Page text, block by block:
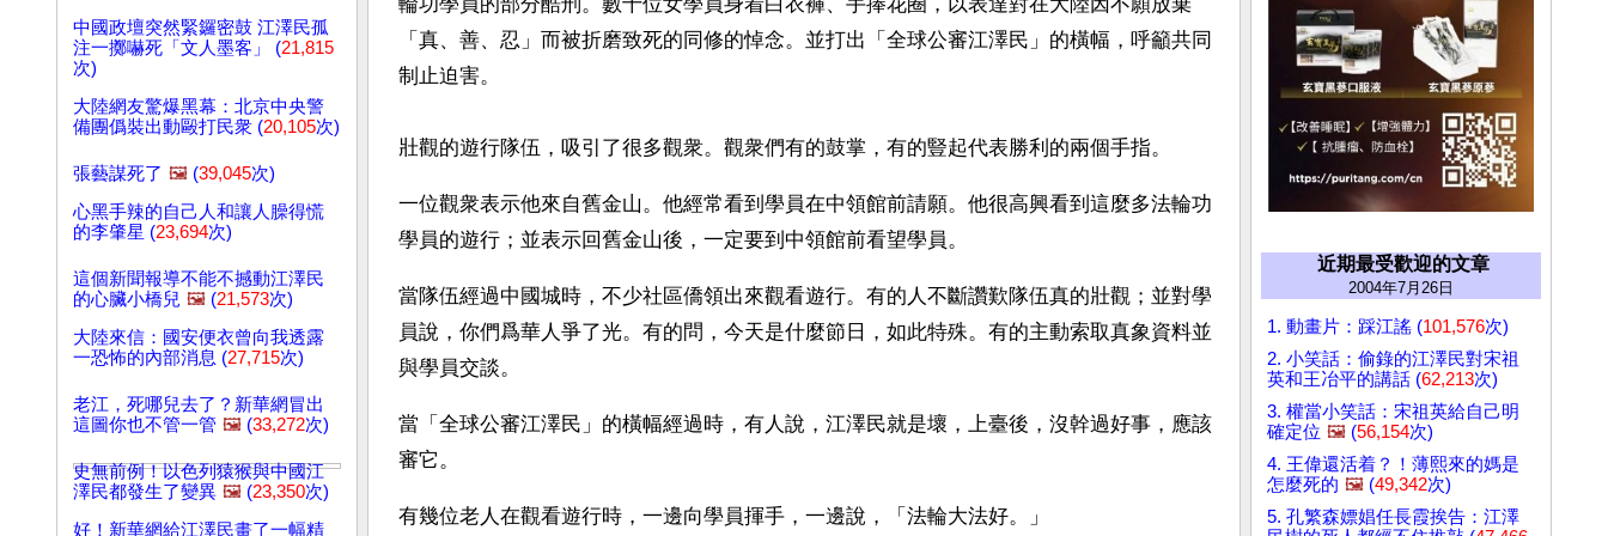
中國政壇突然緊鑼密鼓 江澤民孤
注一擲嚇死「文人墨客」 (21,815
次)
大陸網友驚爆黑幕：北京中央警
備團僞裝出動毆打民衆 (20,105次)
張藝謀死了 🖼️ (39,045次)
心黑手辣的自己人和讓人臊得慌
的李肇星 (23,694次)
這個新聞報導不能不撼動江澤民
的心臟小橋兒 🖼️ (21,573次)
大陸來信：國安便衣曾向我透露
一恐怖的內部消息 (27,715次)
老江，死哪兒去了？新華網冒出
這圖你也不管一管 🖼️ (33,272次)
史無前例！以色列猿猴與中國江
澤民都發生了變異 🖼️ (23,350次)
好！新華網給江澤民畫了一幅精
「真、善、忍」而被折磨致死的同修的悼念。並打出「全球公審江澤民」的橫幅，呼籲共同
制止迫害。
壯觀的遊行隊伍，吸引了很多觀衆。觀衆們有的鼓掌，有的豎起代表勝利的兩個手指。
一位觀衆表示他來自舊金山。他經常看到學員在中領館前請願。他很高興看到這麼多法輪功
學員的遊行；並表示回舊金山後，一定要到中領館前看望學員。
當隊伍經過中國城時，不少社區僑領出來觀看遊行。有的人不斷讚歎隊伍真的壯觀；並對學
員說，你們爲華人爭了光。有的問，今天是什麼節日，如此特殊。有的主動索取真象資料並
與學員交談。
當「全球公審江澤民」的橫幅經過時，有人說，江澤民就是壞，上臺後，沒幹過好事，應該
審它。
有幾位老人在觀看遊行時，一邊向學員揮手，一邊說，「法輪大法好。」
近期最受歡迎的文章
2004年7月26日
1. 動畫片：踩江謠 (101,576次)
2. 小笑話：偷錄的江澤民對宋祖
英和王冶平的講話 (62,213次)
3. 權當小笑話：宋祖英給自己明
確定位 🖼️ (56,154次)
4. 王偉還活着？！薄熙來的媽是
怎麼死的 🖼️ (49,342次)
5. 孔繁森嫖娼任長霞挨告：江澤